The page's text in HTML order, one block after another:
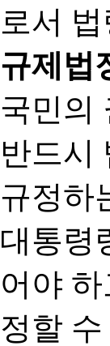
로서
규제법
국민의
반드시
규정하
대통령
어야
정할